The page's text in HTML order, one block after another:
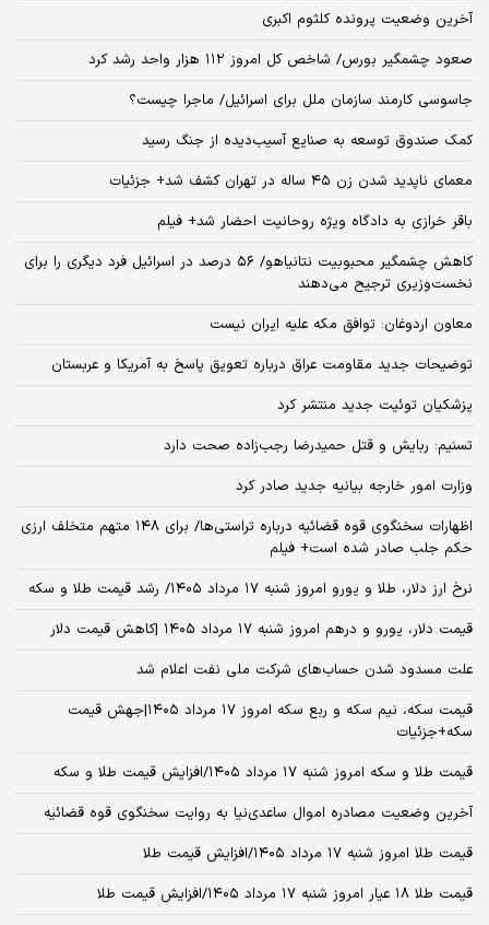
آخرین وضعیت پرونده کلثوم اکبری
صعود چشمگیر بورس/ شاخص کل امروز ۱۱۲ هزار واحد رشد کرد
جاسوسی کارمند سازمان ملل برای اسرائیل/ ماجرا چیست؟
کمک صندوق توسعه به صنایع آسیب‌دیده از جنگ رسید
معمای ناپدید شدن زن ۴۵ ساله در تهران کشف شد+ جزئیات
باقر خرازی به دادگاه ویژه روحانیت احضار شد+ فیلم
کاهش چشمگیر محبوبیت نتانیاهو/ ۵۶ درصد در اسرائیل فرد دیگری را برای
نخست‌وزیری ترجیح می‌دهند
معاون اردوغان: توافق مکه علیه ایران نیست
توضیحات جدید مقاومت عراق درباره تعویق پاسخ به آمریکا و عربستان
پزشکیان توئیت جدید منتشر کرد
تسنیم: ربایش و قتل حمیدرضا رجب‌زاده صحت دارد
وزارت امور خارجه بیانیه جدید صادر کرد
اظهارات سخنگوی قوه قضائیه درباره تراستی‌ها/ برای ۱۴۸ متهم متخلف ارزی
حکم جلب صادر شده است+ فیلم
نرخ ارز دلار، طلا و یورو امروز شنبه ۱۷ مرداد ۱۴۰۵/ رشد قیمت طلا و سکه
قیمت دلار، یورو و درهم امروز شنبه ۱۷ مرداد ۱۴۰۵ |کاهش قیمت دلار
علت مسدود شدن حساب‌های شرکت ملی نفت اعلام شد
قیمت سکه، نیم سکه و ربع سکه امروز ۱۷ مرداد ۱۴۰۵|جهش قیمت
سکه+جزئیات
قیمت طلا و سکه امروز شنبه ۱۷ مرداد ۱۴۰۵/افزایش قیمت طلا و سکه
آخرین وضعیت مصادره اموال ساعدی‌نیا به روایت سخنگوی قوه قضائیه
قیمت طلا امروز شنبه ۱۷ مرداد ۱۴۰۵/افزایش قیمت طلا
قیمت طلا ۱۸ عیار امروز شنبه ۱۷ مرداد ۱۴۰۵/افزایش قیمت طلا